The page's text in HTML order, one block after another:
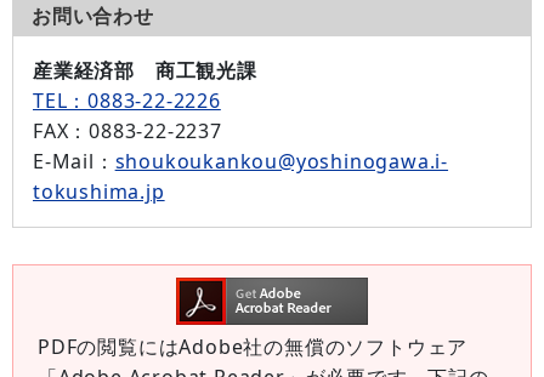
お問い合わせ
産業経済部 商工観光課
TEL：0883-22-2226
FAX ：0883-22-2237
E-Mail ： shoukoukankou@yoshinogawa.i-
tokushima.jp
PDFの閲覧にはAdobe社の無償のソフトウェア